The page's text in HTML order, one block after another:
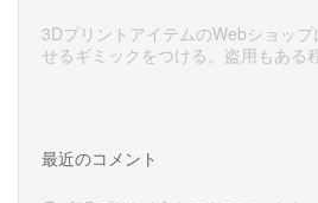
3DプリントアイテムのWebショッ
せるギミックをつける。盗用もある
最近のコメント